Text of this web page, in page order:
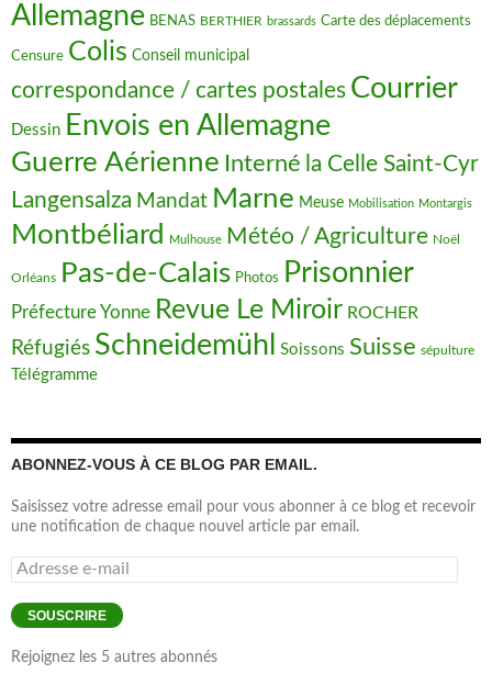
Allemagne BENAS BERTHIER brassards Carte des déplacements
Censure Colis Conseil municipal
correspondance / cartes postales Courrier
Dessin Envois en Allemagne
Guerre Aérienne Interné la Celle Saint-Cyr
Langensalza Mandat Marne Meuse Mobilisation Montargis
Montbéliard Mulhouse Météo / Agriculture Noël
Orléans Pas-de-Calais Photos Prisonnier
Préfecture Yonne Revue Le Miroir ROCHER
Réfugiés Schneidemühl Soissons Suisse sépulture
Télégramme
ABONNEZ-VOUS À CE BLOG PAR EMAIL.
Saisissez votre adresse email pour vous abonner à ce blog et recevoir
une notification de chaque nouvel article par email.
Adresse
e-
mail
SOUSCRIRE
Rejoignez les 5 autres abonnés